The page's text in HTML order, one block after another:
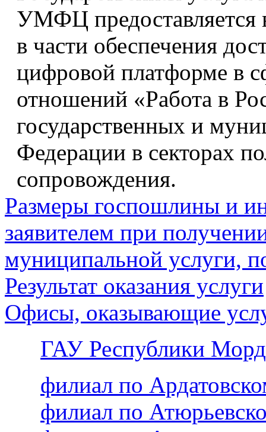
УМФЦ предоставляется
в части обеспечения
цифровой платформе в
отношений «Работа в
государственных и
Федерации в секторах
сопровождения.
Размеры госпошлины и
заявителем при
муниципальной услуги,
Результат оказания услуги
Офисы, оказывающие
ГАУ Республики
филиал по
филиал по